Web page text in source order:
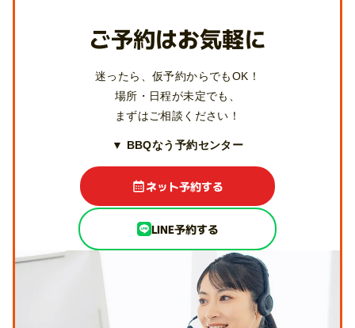
ご予約はお気軽に
迷ったら、仮予約からでもOK！
場所・日程が未定でも、
まずはご相談ください！
▼ BBQなう予約センター
ネット予約する
LINE予約する